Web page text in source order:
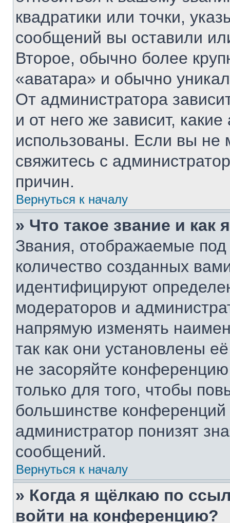
квадратики или точки,
сообщений вы оставили
Второе, обычно более
«аватара» и обычно
От администратора
и от него же зависит,
использованы. Если вы не
свяжитесь с
причин.
Вернуться к началу
» Что такое звание и как
Звания, отображаемые
количество созданных
идентифицируют
модераторов и
напрямую изменять
так как они установлены
не засоряйте
только для того, чтобы
большинстве
администратор понизят
сообщений.
Вернуться к началу
» Когда я щёлкаю по
войти на конференцию?